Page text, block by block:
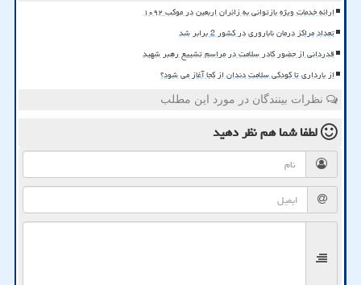
ارائه خدمات ویژه بازتوانی به زائران اربعین در موکب ۱۰۹۲
تعداد مراکز درمان ناباروری در کشور 2 برابر شد
قدردانی از حضور کادر سلامت در مراسم تشییع رهبر شهید
از بارداری تا کودکی سلامت دندان از کجا آغاز می شود؟
نظرات بینندگان در مورد این مطلب
لطفا شما همنظر دهید